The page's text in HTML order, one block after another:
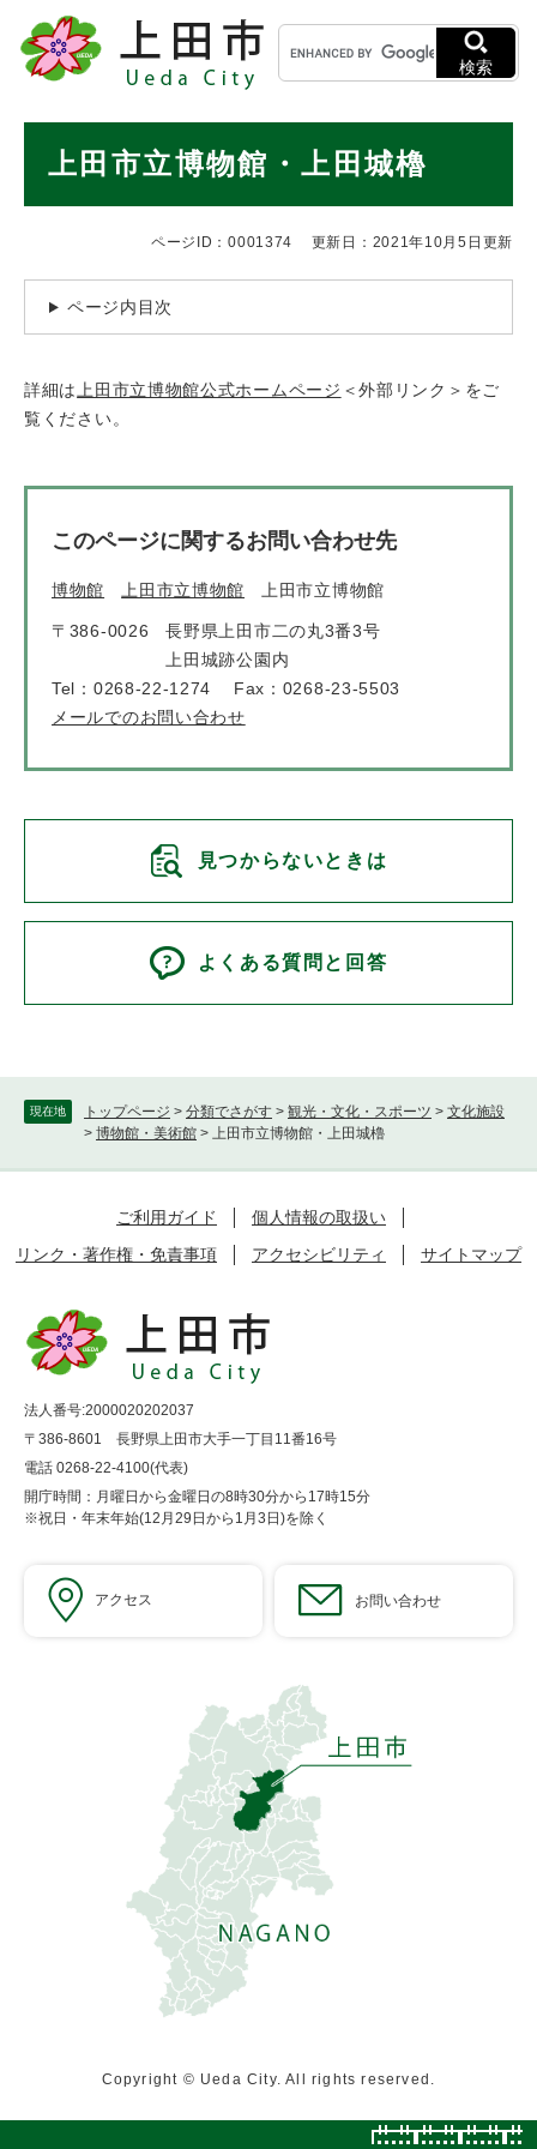
メニューを飛ばして本文へ
キ
ー
ワ
検
検索
現在地 トップページ > 分類でさがす > 観光・文化・スポーツ > 文化施設
> 博物館・美術館 > 上田市立博物館・上田城櫓
上田市立博物館・上田城櫓
ページID：0001374 更新日：2021年10月5日更新
ページ内目次
詳細は 上田市立博物館公式ホームページ ＜外部リンク＞ をご
覧ください。
このページに関するお問い合わせ先
博物館 上田市立博物館 上田市立博物館
〒386-0026
長野県上田市二の丸3番3号
上田城跡公園内
Tel：0268-22-1274
Fax：0268-23-5503
メールでのお問い合わせ
見つからないときは
よくある質問と回答
ご利用ガイド
個人情報の取扱い
リンク・著作権・免責事項
アクセシビリティ サイトマップ
法人番号:2000020202037
〒386-8601 長野県上田市大手一丁目11番16号
電話 0268-22-4100(代表)
開庁時間：月曜日から金曜日の8時30分から17時15分
※祝日・年末年始(12月29日から1月3日)を除く
アクセス お問い合わせ
Copyright © Ueda City. All rights reserved.